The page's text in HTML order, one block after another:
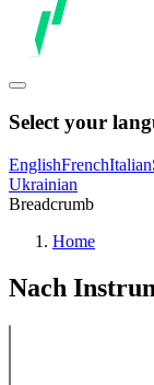
Select your
EnglishFrenchItalian
Ukrainian
Breadcrumb
Home
Nach